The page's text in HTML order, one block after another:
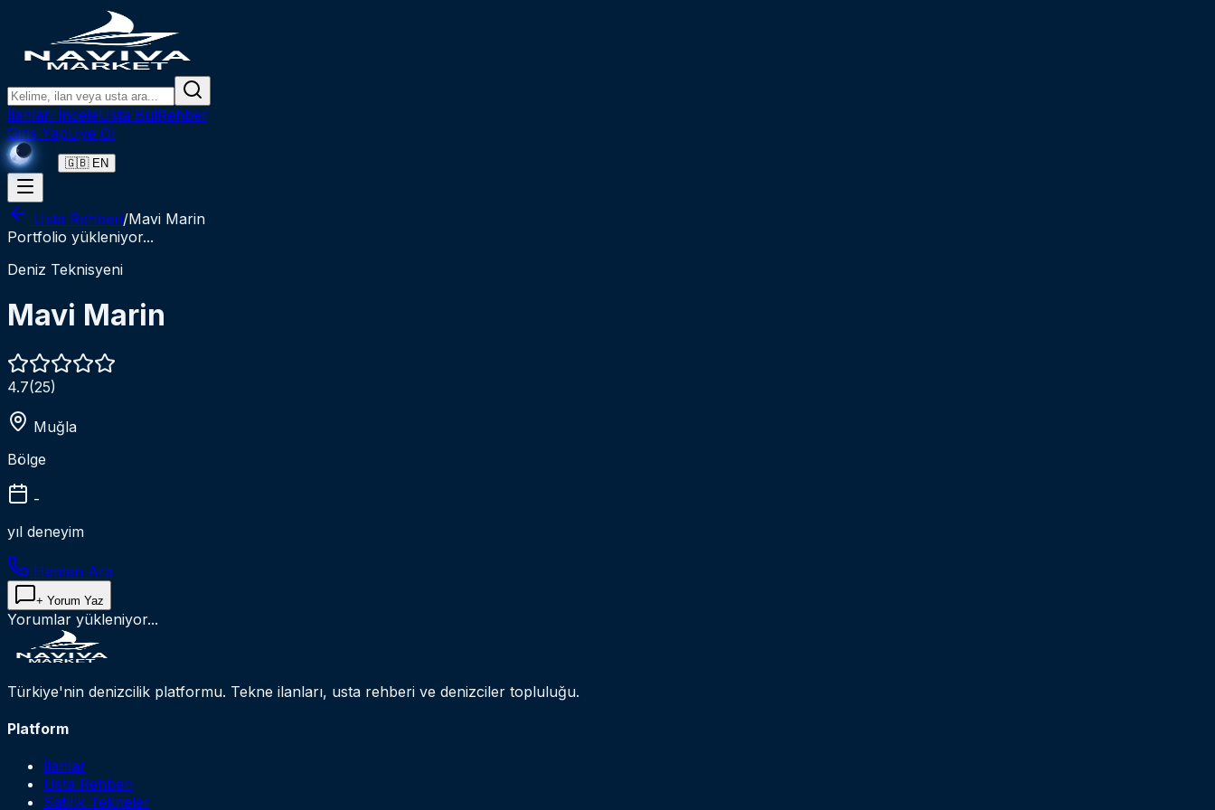
Ana içeriğe atlaAramaya git
İlanları İnceleUsta BulRehber
Giriş YapÜye Ol
🇬🇧 EN
Usta Rehberi/Mavi Marin
Portfolio yükleniyor...
Deniz Teknisyeni
Mavi Marin
4.7(25)
Muğla
Bölge
-
yıl deneyim
Hemen Ara
+ Yorum Yaz
Yorumlar yükleniyor...
Türkiye'nin denizcilik platformu. Tekne ilanları, usta rehberi ve denizciler topluluğu.
Platform
İlanlar
Usta Rehberi
Satılık Tekneler